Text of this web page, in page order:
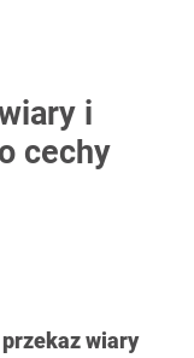
i
cechy
wiary